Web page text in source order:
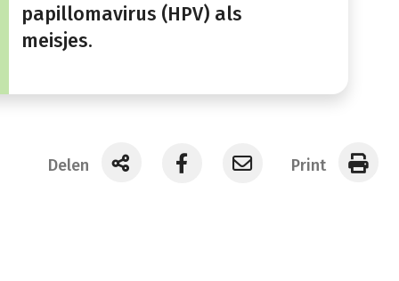
papillomavirus (HPV) als
meisjes.
Delen Print